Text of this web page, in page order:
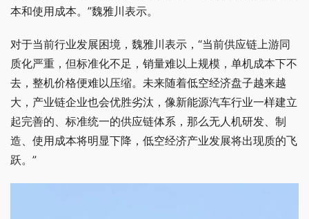
本和使用成本。”魏雅川表示。
对于当前行业发展困境，魏雅川表示，“当前供应链上游同
质化严重，但标准化不足，销量难以上规模，单机成本下不
去，整机价格便难以压缩。未来随着低空经济盘子越来越
大，产业链企业也会优胜劣汰，像新能源汽车行业一样建立
起完善的、标准统一的供应链体系，那么无人机研发、制
造、使用成本将明显下降，低空经济产业发展将出现质的飞
跃。”